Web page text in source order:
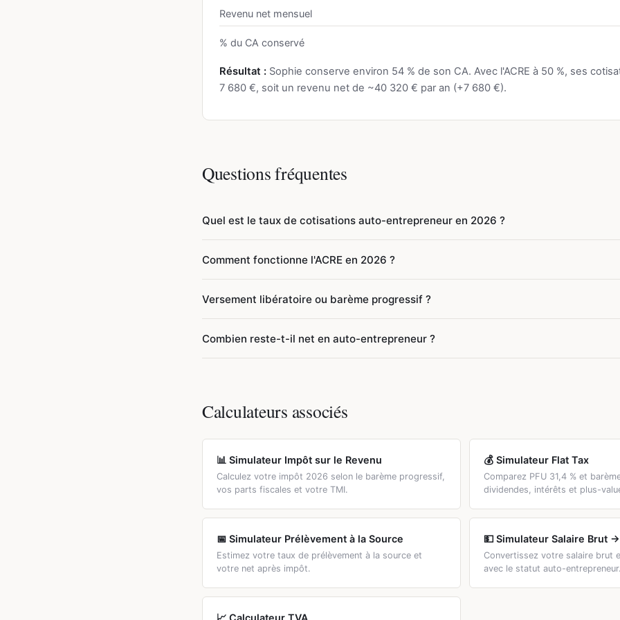
Revenu net mensuel
% du CA conservé
Résultat : Sophie conserve environ 54 % de son CA. Avec l'ACRE à 50 %, ses
7 680 €, soit un revenu net de ~40 320 € par an (+7 680 €).
Questions fréquentes
Quel est le taux de cotisations auto-entrepreneur en 2026 ?
services BIC, 25,6 % pour les BNC au régime général et 23,2 % pour les BNC affiliés à la
s'appliquent sur le chiffre d'affaires encaissé, pas sur le bénéfice. S'y ajoutent la CFP
sur le revenu.
Comment fonctionne l'ACRE en 2026 ?
la réduction est de 50 %. Après juillet 2026, la réforme ramène cette réduction à 25 %.
avoir bénéficié dans les 3 dernières années et être créateur ou repreneur d'entreprise.
Versement libératoire ou barème progressif ?
cotisations. Il est avantageux si votre TMI est supérieur au taux VFL. En revanche, si
11 %, le barème progressif avec abattement forfaitaire (34 % à 71 %) est généralement
Combien reste-t-il net en auto-entrepreneur ?
obtenir votre estimation personnalisée.
Calculateurs associés
📊 Simulateur Impôt sur le Revenu
Calculez votre impôt 2026 selon le barème progressif,
vos parts fiscales et votre TMI.
💰 Simulateur Flat Tax
Comparez PFU 31,4 % et
dividendes, intérêts et plus-
📅 Simulateur Prélèvement à la Source
Estimez votre taux de prélèvement à la source et
votre net après impôt.
💵 Simulateur Salaire Brut
Convertissez votre salaire brut
avec le statut auto-entrepreneur.
📈 Calculateur TVA